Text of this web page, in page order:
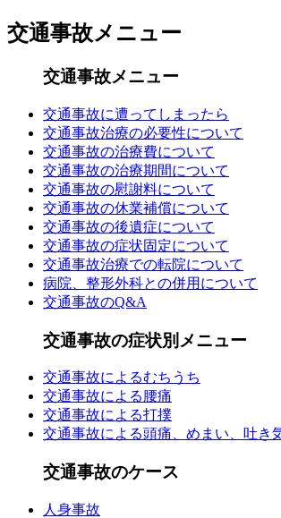
交通事故メニュー
交通事故メニュー
交通事故に遭ってしまったら
交通事故治療の必要性について
交通事故の治療費について
交通事故の治療期間について
交通事故の慰謝料について
交通事故の休業補償について
交通事故の後遺症について
交通事故の症状固定について
交通事故治療での転院について
病院、整形外科との併用について
交通事故のQ&A
交通事故の症状別メニュー
交通事故によるむちうち
交通事故による腰痛
交通事故による打撲
交通事故による頭痛、めまい、吐き
交通事故のケース
人身事故